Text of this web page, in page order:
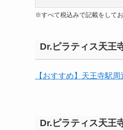
※すべて税込みで記載をしてお
Dr.ピラティス天王
【おすすめ】天王寺駅
Dr.ピラティス天王